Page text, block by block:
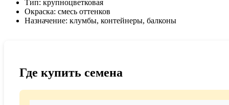
Тип: крупноцветковая
Окраска: смесь оттенков
Назначение: клумбы, контейнеры, балконы
Где купить семена